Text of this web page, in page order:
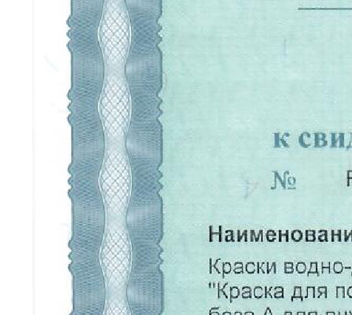
КАТАЛОГ
Краски
Штукатурка
Обои
Напольные покрытия